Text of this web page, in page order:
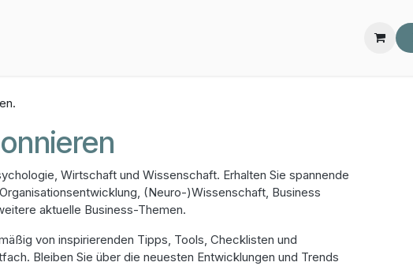
Wirtschaft und Wissenschaft. Erhalten Sie spannende
(Neuro-)Wissenschaft, Business
aktuelle Business-Themen.
von inspirierenden Tipps, Tools, Checklisten und
Bleiben Sie über die neuesten Entwicklungen und Trends